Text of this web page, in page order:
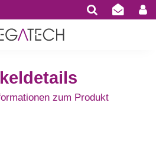
zum Produkt